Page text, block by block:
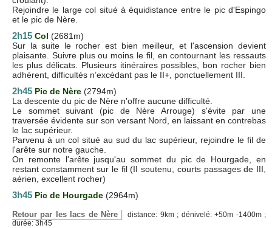
Rejoindre le large col situé à équidistance entre le pic d'Espingo
et le pic de Nère.
2h15 Col (2681m)
Sur la suite le rocher est bien meilleur, et l'ascension devient
plaisante. Suivre plus ou moins le fil, en contournant les ressauts
les plus délicats. Plusieurs itinéraires possibles, bon rocher bien
adhérent, difficultés n’excédant pas le II+, ponctuellement III.
2h45 Pic de Nère (2794m)
La descente du pic de Nère n'offre aucune difficulté.
Le sommet suivant (pic de Nère Arrouge) s'évite par une
traversée évidente sur son versant Nord, en laissant en contrebas
le lac supérieur.
Parvenu à un col situé au sud du lac supérieur, rejoindre le fil de
l'arête sur notre gauche.
On remonte l'arête jusqu'au sommet du pic de Hourgade, en
restant constamment sur le fil (II soutenu, courts passages de III,
aérien, excellent rocher)
3h45 Pic de Hourgade (2964m)
Retour par les lacs de Nère
distance: 9km ; dénivelé: +50m -1400m ;
durée: 3h45